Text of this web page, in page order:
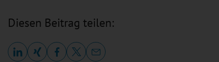
Diesen Beitrag teilen: